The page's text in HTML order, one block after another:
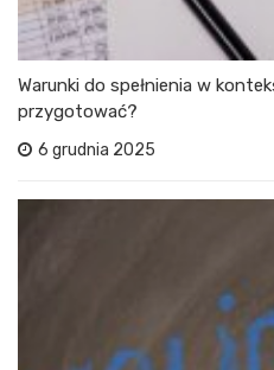
Warunki do spełnienia w
przygotować?
6 grudnia 2025